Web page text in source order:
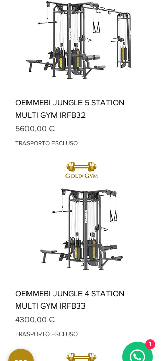
OEMMEBI JUNGLE 5 STATION
MULTI GYM IRFB32
Prezzo
5600,00 €
TRASPORTO ESCLUSO
OEMMEBI JUNGLE 4 STATION
MULTI GYM IRFB33
Prezzo
4300,00 €
TRASPORTO ESCLUSO
1